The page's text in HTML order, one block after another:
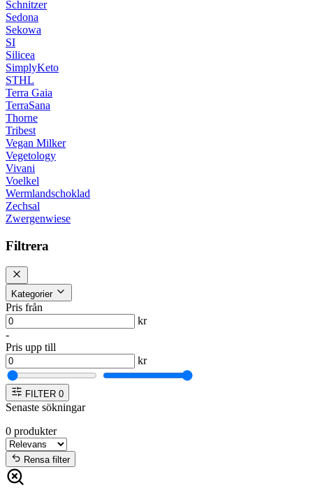
Schnitzer
Sedona
Sekowa
SI
Silicea
SimplyKeto
STHL
Terra Gaia
TerraSana
Thorne
Tribest
Vegan Milker
Vegetology
Vivani
Voelkel
Wermlandschoklad
Zechsal
Zwergenwiese
Filtrera
Kategorier
Pris från
kr
-
Pris upp till
kr
FILTER 0
Senaste sökningar
0 produkter
Rensa filter